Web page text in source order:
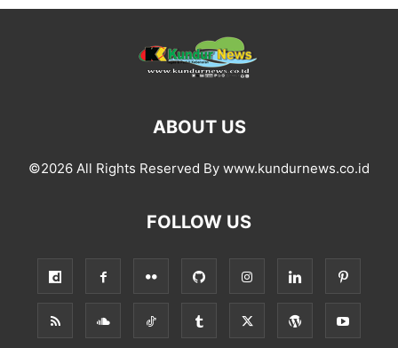
ABOUT US
©2026 All Rights Reserved By www.kundurnews.co.id
FOLLOW US